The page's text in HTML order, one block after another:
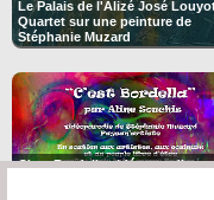
Le Palais de l'Alizé José
Quartet sur une peinture de
Stéphanie Muzard
C'est Bordella vidéoparodie